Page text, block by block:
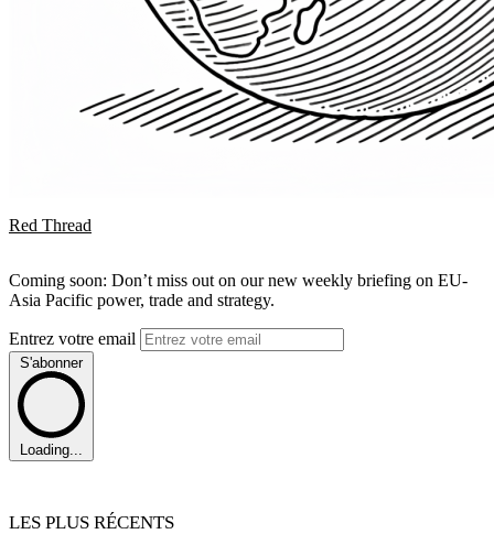
Red Thread
Coming soon: Don’t miss out on our new weekly briefing on EU-
Asia Pacific power, trade and strategy.
Entrez votre email
S'abonner
Loading...
LES PLUS RÉCENTS